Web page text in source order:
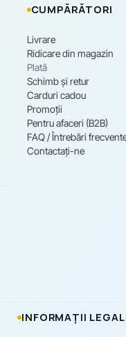
CUMPĂRĂTORI
Livrare
Ridicare din magazin
Plată
Schimb și retur
Carduri cadou
Promoții
Pentru afaceri (B2B)
FAQ / Întrebări
Contactați-ne
INFORMAȚII